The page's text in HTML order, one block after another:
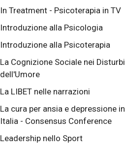
In Treatment - Psicoterapia in TV
Introduzione alla Psicologia
Introduzione alla Psicoterapia
La Cognizione Sociale nei Disturbi
dell'Umore
La LIBET nelle narrazioni
La cura per ansia e depressione in
Italia - Consensus Conference
Leadership nello Sport